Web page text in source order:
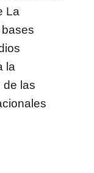
La
la
de las